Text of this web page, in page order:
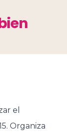
el
Organiza